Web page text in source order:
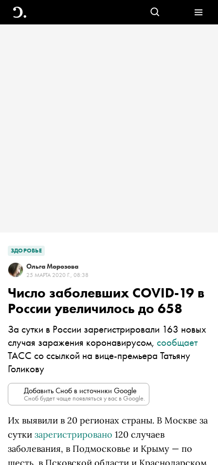
ЗДОРОВЬЕ
Ольга Морозова
25 МАРТА 2020 Г., 08:38
Число заболевших COVID-19 в
России увеличилось до 658
За сутки в России зарегистрировали 163 новых
случая заражения коронавирусом, сообщает
ТАСС со ссылкой на вице-премьера Татьяну
Голикову
Добавить Сноб в источники Google
Сноб будет чаще появляться у вас в Google.
Их выявили в 20 регионах страны. В Москве за
сутки зарегистрировано 120 случаев
заболевания, в Подмосковье и Крыму — по